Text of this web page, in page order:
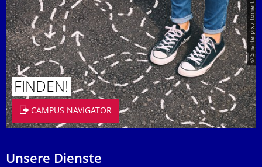
© Smarterpix / tomert
FINDEN!
CAMPUS NAVIGATOR
Unsere Dienste